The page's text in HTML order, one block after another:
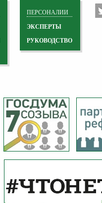
ПЕРСОНАЛИИ
ЭКСПЕРТЫ
РУКОВОДСТВО